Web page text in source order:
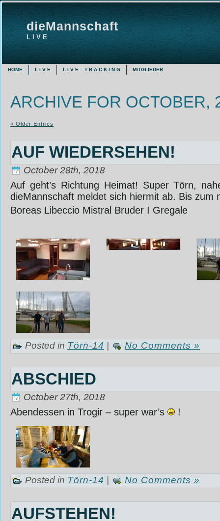
dieMannschaft
L I V E
HOME L I V E L I V E – T R A C K I N G MITGLIEDER
ARCHIVE FOR OCTOBER,
« Older Entries
AUF WIEDERSEHEN!
October 28th, 2018
Auf geht’s Richtung Heimat! Super Törn,
dieMannschaft meldet sich hiermit ab. Bis zum
Boreas Libeccio Mistral Bruder I Gregale
Posted in Törn-14 No Comments »
ABSCHIED
October 27th, 2018
Abendessen in Trogir – super war’s ! ‎
Posted in Törn-14 No Comments »
AUFSTEHEN!